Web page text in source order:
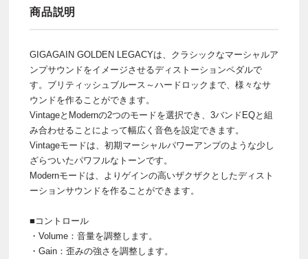
商品説明
GIGAGAIN GOLDEN LEGACYは、クラシックなマーシャルア
ンプサウンドをイメージさせるディストーションペダルで
す。ブリティッシュブルース～ハードロックまで、様々なサ
ウンドを作ることができます。
VintageとModernの2つのモードを選択でき、3バンドEQと組
み合わせることによって幅広く音色を設定できます。
Vintageモードは、初期マーシャルパワーアンプのような少し
ざらついたパワフルなトーンです。
Modernモードは、よりゲインの高いザクザクとしたディスト
ーションサウンドを作ることができます。
■コントロール
・Volume：音量を調整します。
・Gain：歪みの強さを調整します。